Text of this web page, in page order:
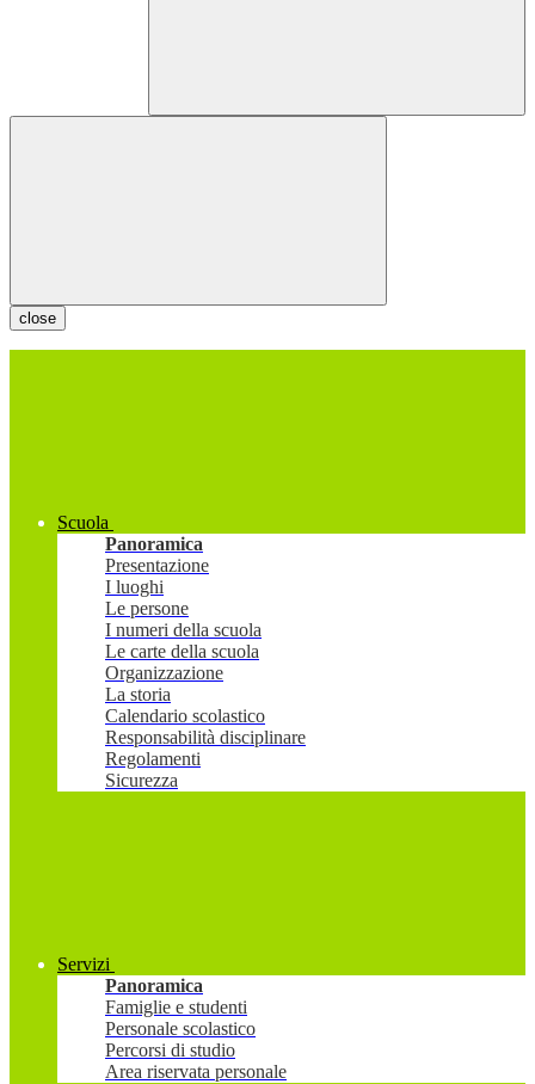
close
Scuola
Panoramica
Presentazione
I luoghi
Le persone
I numeri della scuola
Le carte della scuola
Organizzazione
La storia
Calendario scolastico
Responsabilità disciplinare
Regolamenti
Sicurezza
Servizi
Panoramica
Famiglie e studenti
Personale scolastico
Percorsi di studio
Area riservata personale